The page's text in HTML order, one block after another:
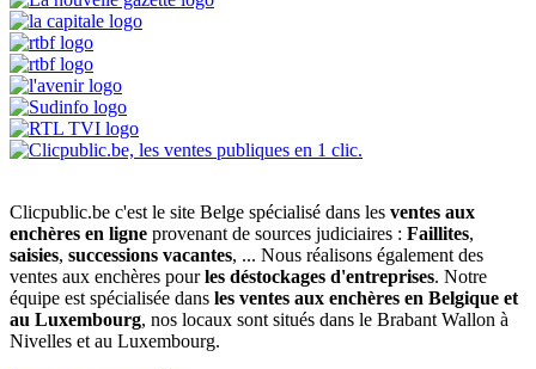
Clicpublic.be c'est le site Belge spécialisé dans les ventes aux
enchères en ligne provenant de sources judiciaires : Faillites,
saisies, successions vacantes, ... Nous réalisons également des
ventes aux enchères pourles déstockages d'entreprises. Notre
équipe est spécialisée dans les ventes aux enchères en Belgique et
au Luxembourg, nos locaux sont situés dans le Brabant Wallon à
Nivelles et au Luxembourg.